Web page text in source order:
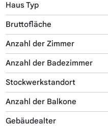
Haus Typ
Bruttofläche
Anzahl der Zimmer
Anzahl der Badezimmer
Stockwerkstandort
Anzahl der Balkone
Gebäudealter